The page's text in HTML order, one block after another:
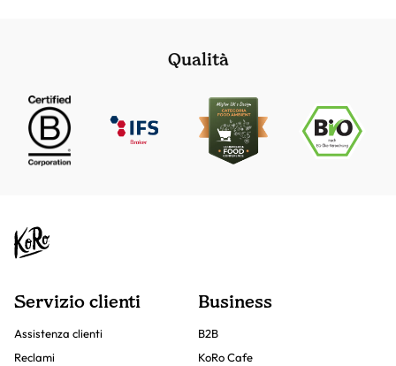
Qualità
Servizio clienti
Assistenza clienti
Reclami
Business
B2B
KoRo Cafe